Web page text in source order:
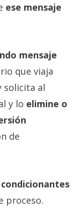
ese mensaje
mensaje
que viaja
solicita al
y lo elimine o
de
condicionantes
proceso.